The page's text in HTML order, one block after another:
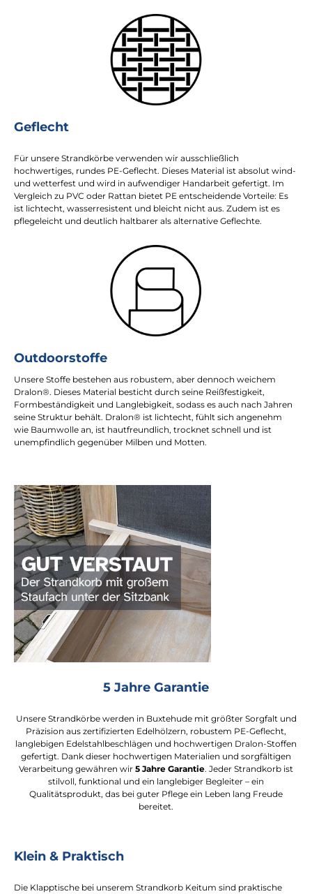
Geflecht
Für unsere Strandkörbe verwenden wir ausschließlich
hochwertiges, rundes PE-Geflecht. Dieses Material ist absolut wind-
und wetterfest und wird in aufwendiger Handarbeit gefertigt. Im
Vergleich zu PVC oder Rattan bietet PE entscheidende Vorteile: Es
ist lichtecht, wasserresistent und bleicht nicht aus. Zudem ist es
pflegeleicht und deutlich haltbarer als alternative Geflechte.
Outdoorstoffe
Unsere Stoffe bestehen aus robustem, aber dennoch weichem
Dralon®. Dieses Material besticht durch seine Reißfestigkeit,
Formbeständigkeit und Langlebigkeit, sodass es auch nach Jahren
seine Struktur behält. Dralon® ist lichtecht, fühlt sich angenehm
wie Baumwolle an, ist hautfreundlich, trocknet schnell und ist
unempfindlich gegenüber Milben und Motten.
5 Jahre Garantie
Unsere Strandkörbe werden in Buxtehude mit größter Sorgfalt und
Präzision aus zertifizierten Edelhölzern, robustem PE-Geflecht,
langlebigen Edelstahlbeschlägen und hochwertigen Dralon-Stoffen
gefertigt. Dank dieser hochwertigen Materialien und sorgfältigen
Verarbeitung gewähren wir 5 Jahre Garantie. Jeder Strandkorb ist
stilvoll, funktional und ein langlebiger Begleiter – ein
Qualitätsprodukt, das bei guter Pflege ein Leben lang Freude
bereitet.
Klein & Praktisch
Die Klapptische bei unserem Strandkorb Keitum sind praktische